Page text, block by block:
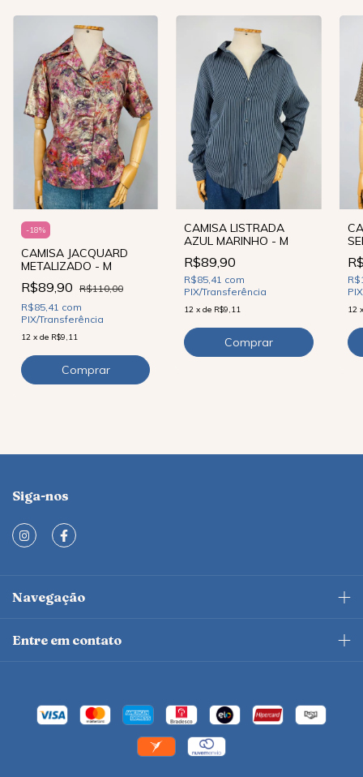
-18%
CAMISA JACQUARD
METALIZADO - M
R$89,90 R$110,00
R$85,41 com
PIX/Transferência
12 x de R$9,11
CAMISA LISTRADA
AZUL MARINHO - M
R$89,90
R$85,41 com
PIX/Transferência
12 xde R$9,11 12
Siga-nos
Navegação
Entre em contato